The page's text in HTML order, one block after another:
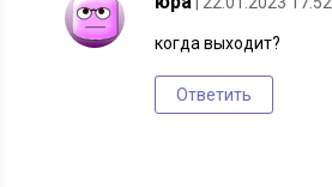
когда выходит?
Ответить